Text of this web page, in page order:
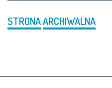
STRONAARCHIWALNA